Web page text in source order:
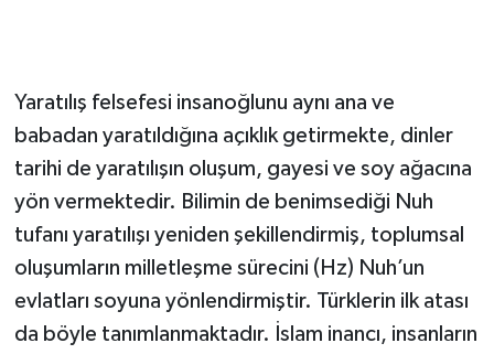
Yaratılış felsefesi insanoğlunu aynı ana ve
babadan yaratıldığına açıklık getirmekte, dinler
tarihi de yaratılışın oluşum, gayesi ve soy ağacına
yön vermektedir. Bilimin de benimsediği Nuh
tufanı yaratılışı yeniden şekillendirmiş, toplumsal
oluşumların milletleşme sürecini (Hz) Nuh’un
evlatları soyuna yönlendirmiştir. Türklerin ilk atası
da böyle tanımlanmaktadır. İslam inancı, insanların